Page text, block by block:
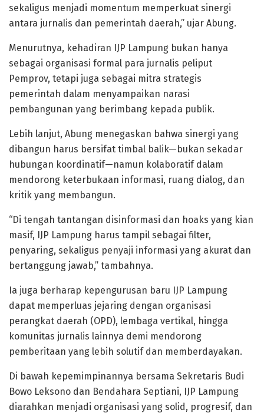
sekaligus menjadi momentum memperkuat sinergi
antara jurnalis dan pemerintah daerah,” ujar Abung.
Menurutnya, kehadiran IJP Lampung bukan hanya
sebagai organisasi formal para jurnalis peliput
Pemprov, tetapi juga sebagai mitra strategis
pemerintah dalam menyampaikan narasi
pembangunan yang berimbang kepada publik.
Lebih lanjut, Abung menegaskan bahwa sinergi yang
dibangun harus bersifat timbal balik—bukan sekadar
hubungan koordinatif—namun kolaboratif dalam
mendorong keterbukaan informasi, ruang dialog, dan
kritik yang membangun.
“Di tengah tantangan disinformasi dan hoaks yang kian
masif, IJP Lampung harus tampil sebagai filter,
penyaring, sekaligus penyaji informasi yang akurat dan
bertanggung jawab,” tambahnya.
Ia juga berharap kepengurusan baru IJP Lampung
dapat memperluas jejaring dengan organisasi
perangkat daerah (OPD), lembaga vertikal, hingga
komunitas jurnalis lainnya demi mendorong
pemberitaan yang lebih solutif dan memberdayakan.
Di bawah kepemimpinannya bersama Sekretaris Budi
Bowo Leksono dan Bendahara Septiani, IJP Lampung
diarahkan menjadi organisasi yang solid, progresif, dan